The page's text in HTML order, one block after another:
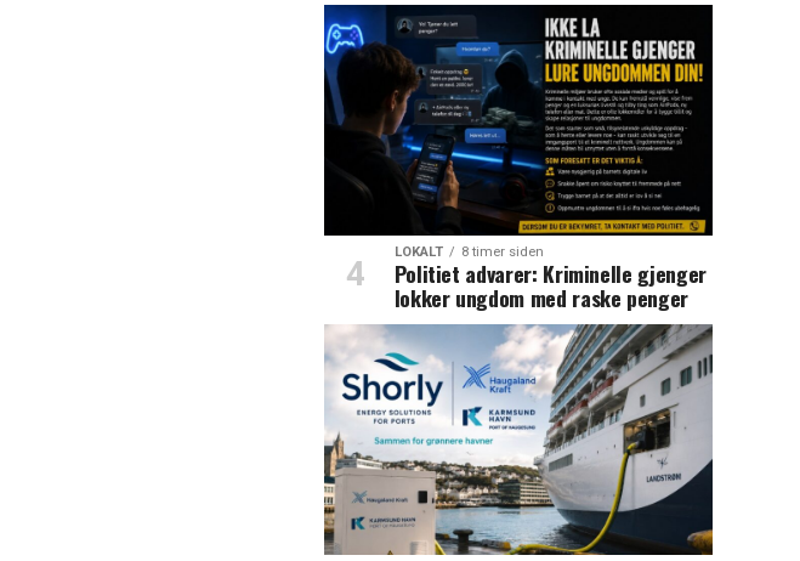
LOKALT 8 timer siden
Politiet advarer: Kriminelle gjenger
lokker ungdom med raske penger